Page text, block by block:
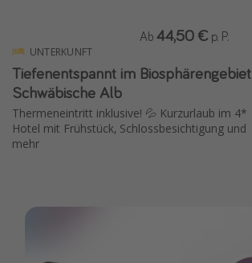
UNTERKUNFT
Tiefenentspannt im Biosphärengebiet
Schwäbische Alb
Thermeneintritt inklusive! 💦 Kurzurlaub im 4*
Hotel mit Frühstück, Schlossbesichtigung und
mehr
Ab 44,50 € p. P.